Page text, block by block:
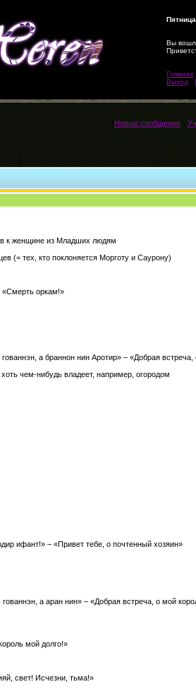
Вы
Главная
Выход
Новые сообщения
к женщине из Младших людям
(= тех, кто поклоняется Морготу и Саурону)
«Смерть оркам!»
а браннон нин Аротир» – «Добрая
чем-нибудь владеет, например, огородом
ифант!» – «Привет тебе, о почтенный хозяин»
а аран нин» – «Добрая встреча, о мой
мой долго!»
свет! Исчезни, тьма!»